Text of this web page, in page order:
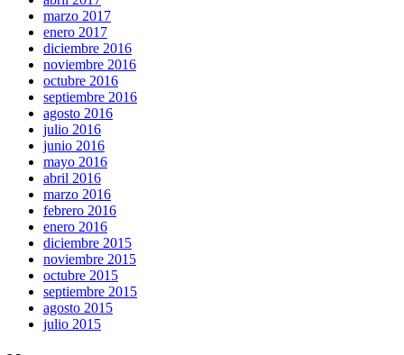
marzo 2017
enero 2017
diciembre 2016
noviembre 2016
octubre 2016
septiembre 2016
agosto 2016
julio 2016
junio 2016
mayo 2016
abril 2016
marzo 2016
febrero 2016
enero 2016
diciembre 2015
noviembre 2015
octubre 2015
septiembre 2015
agosto 2015
julio 2015